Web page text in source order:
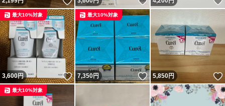
3,600円 いいね！
最大10%対象
7,350円 いいね！
最大10%対象
5,850円
最大10%対象